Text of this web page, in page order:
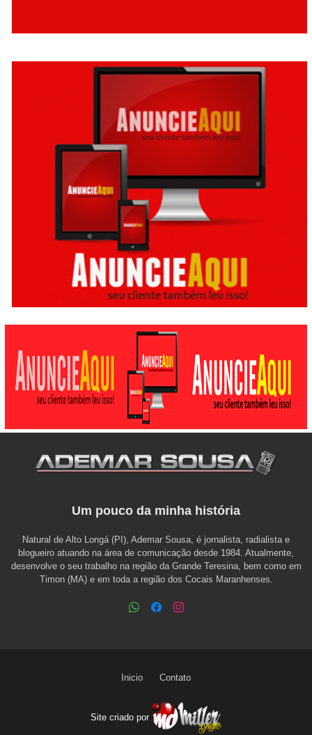
Um pouco da minha história
Natural de Alto Longá (PI), Ademar Sousa, é jornalista, radialista e
blogueiro atuando na área de comunicação desde 1984. Atualmente,
desenvolve o seu trabalho na região da Grande Teresina, bem como em
Timon (MA) e em toda a região dos Cocais Maranhenses.
Site criado por
Inicio Contato